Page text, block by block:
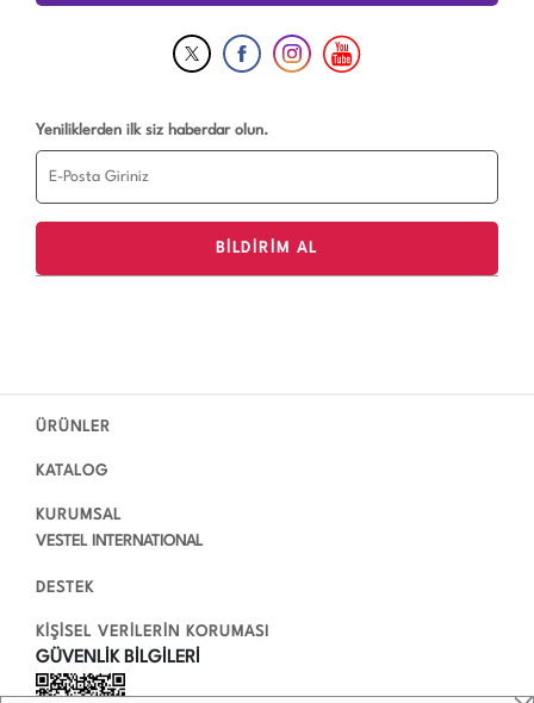
Yeniliklerden ilk siz haberdar olun.
ÜRÜNLER
KATALOG
KURUMSAL
VESTEL INTERNATIONAL
DESTEK
KİŞİSEL VERİLERİN KORUMASI
GÜVENLİK BİLGİLERİ